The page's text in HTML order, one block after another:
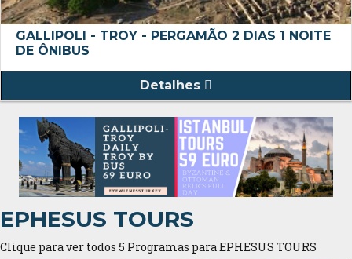
GALLIPOLI - TROY - PERGAMÃO 2 DIAS 1 NOITE
DE ÔNIBUS
Detalhes
EPHESUS TOURS
Clique para ver todos 5 Programas para EPHESUS TOURS